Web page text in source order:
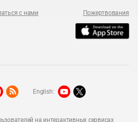
с нами Пожертвования
на интерактивных сервисах
English: